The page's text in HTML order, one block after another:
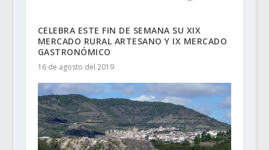
CELEBRA ESTE FIN DE SEMANA SU XIX
MERCADO RURAL ARTESANO Y IX MERCADO
GASTRONÓMICO
16 de agosto del 2019